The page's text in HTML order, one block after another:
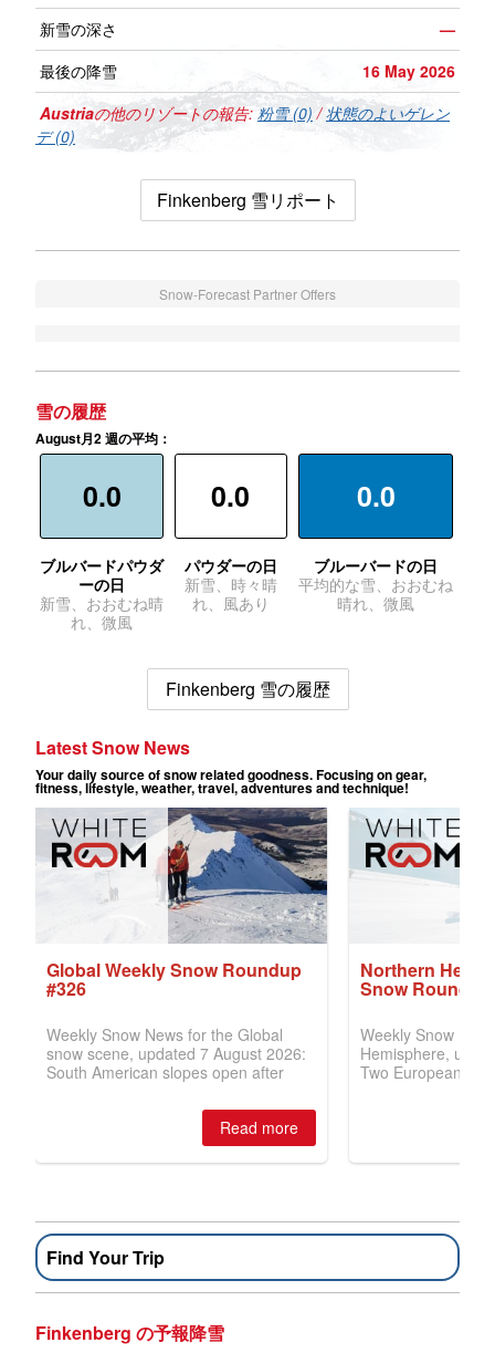
新雪の深さ
—
最後の降雪
16 May 2026
Austriaの他のリゾートの報告: 粉雪 (0) /状態のよいゲレン
デ (0)
Finkenberg 雪リポート
Snow-Forecast Partner Offers
雪の履歴
August月2 週の平均：
0.0
ブルバードパウダ
ーの日
新雪、おおむね晴
れ、微風
0.0
パウダーの日
新雪、時々晴
れ、風あり
0.0
ブルーバードの日
平均的な雪、おおむね
晴れ、微風
Finkenberg 雪の履歴
Find Your Trip
Finkenberg の予報降雪